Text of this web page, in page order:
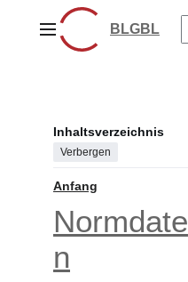
springenHauptmenüBLGBL
Inhaltsverzeichnis
Verbergen
Anfang
Normdate
n